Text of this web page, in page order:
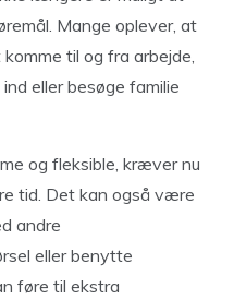
Mange oplever, at
til og fra arbejde,
eller besøge familie
og fleksible, kræver nu
tid. Det kan også være
andre
eller benytte
føre til ekstra